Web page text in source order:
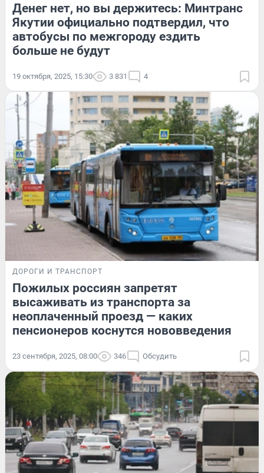
Денег нет, но вы держитесь: Минтранс
Якутии официально подтвердил, что
автобусы по межгороду ездить
больше не будут
19 октября, 2025, 15:30 3 831 4
ДОРОГИ И ТРАНСПОРТ
Пожилых россиян запретят
высаживать из транспорта за
неоплаченный проезд — каких
пенсионеров коснутся нововведения
23 сентября, 2025, 08:00 346 Обсудить